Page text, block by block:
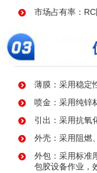
市场占有率：
薄膜：采用稳定
喷金：采用纯锌
引出：采用抗氧
外壳：采用阻燃
外包：采用标准
包胶设备作业，